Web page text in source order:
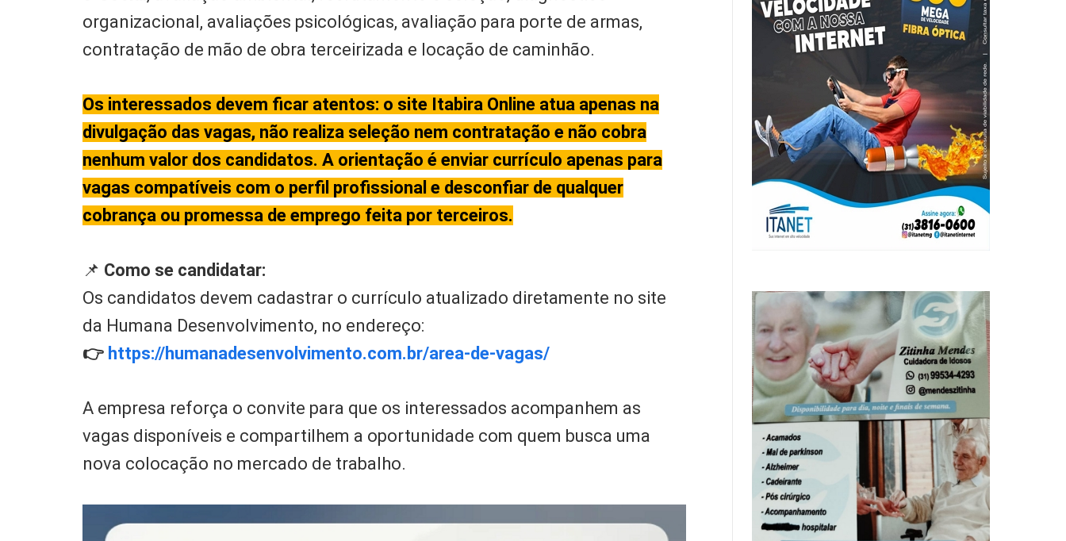
organizacional, avaliações psicológicas, avaliação para porte de armas,
contratação de mão de obra terceirizada e locação de caminhão.
Os interessados devem ficar atentos: o site Itabira Online atua apenas na
divulgação das vagas, não realiza seleção nem contratação e não cobra
nenhum valor dos candidatos. A orientação é enviar currículo apenas para
vagas compatíveis com o perfil profissional e desconfiar de qualquer
cobrança ou promessa de emprego feita por terceiros.
📌 Como se candidatar:
Os candidatos devem cadastrar o currículo atualizado diretamente no site
da Humana Desenvolvimento, no endereço:
👉 https://humanadesenvolvimento.com.br/area-de-vagas/
A empresa reforça o convite para que os interessados acompanhem as
vagas disponíveis e compartilhem a oportunidade com quem busca uma
nova colocação no mercado de trabalho.